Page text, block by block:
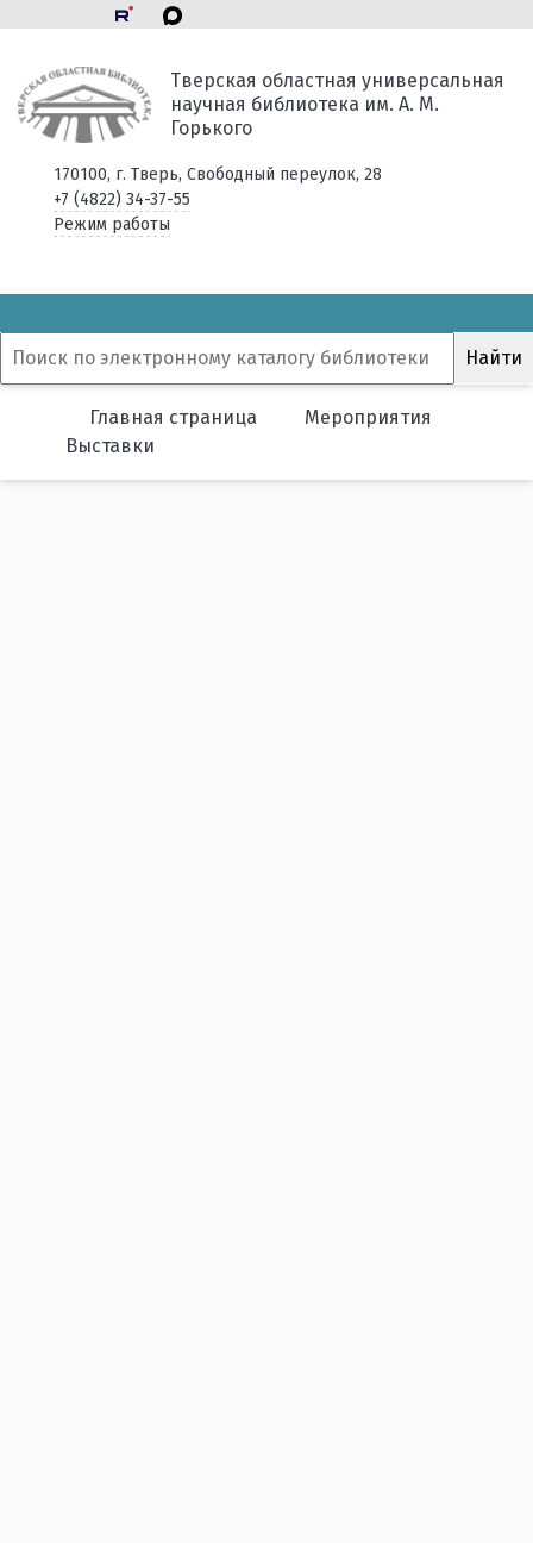
Тверская областная универсальная
научная библиотека им. А. М.
Горького
170100, г. Тверь, Свободный переулок, 28
+7 (4822) 34-37-55
Режим работы
Главная страница
Мероприятия
Выставки